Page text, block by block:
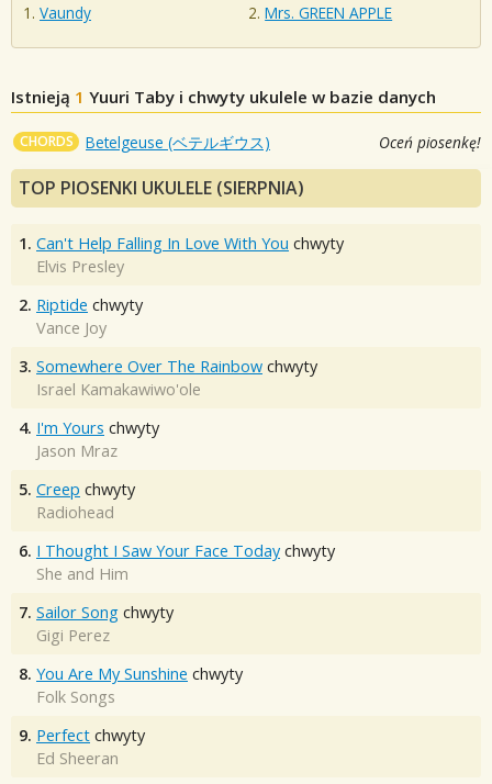
Vaundy
Mrs. GREEN APPLE
Istnieją 1 Yuuri Taby i chwyty ukulele w bazie danych
CHORDS Betelgeuse (ベテルギウス) Oceń piosenkę!
TOP PIOSENKI UKULELE (SIERPNIA)
1. Can't Help Falling In Love With You chwyty
Elvis Presley
2. Riptide chwyty
Vance Joy
3. Somewhere Over The Rainbow chwyty
Israel Kamakawiwo'ole
4. I'm Yours chwyty
Jason Mraz
5. Creep chwyty
Radiohead
6. I Thought I Saw Your Face Today chwyty
She and Him
7. Sailor Song chwyty
Gigi Perez
8. You Are My Sunshine chwyty
Folk Songs
9. Perfect chwyty
Ed Sheeran